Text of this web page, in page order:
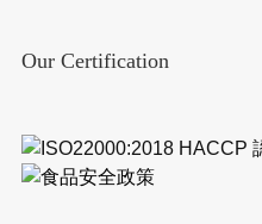
Our Certification